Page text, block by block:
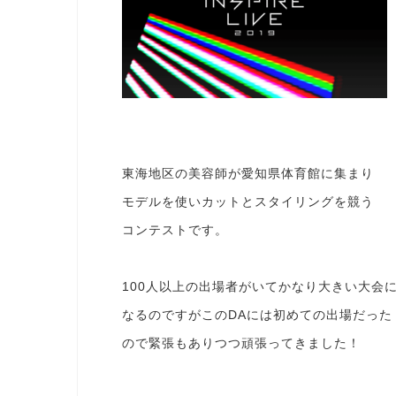
東海地区の美容師が愛知県体育館に集まり
モデルを使いカットとスタイリングを競う
コンテストです。
100人以上の出場者がいてかなり大きい大会
なるのですがこのDAには初めての出場だった
ので緊張もありつつ頑張ってきました！